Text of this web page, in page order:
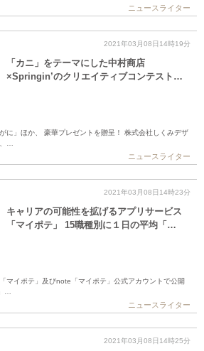
ニュースライター
2021年03月08日14時19分
「カニ」をテーマにした中村商店
×Springin’のクリエイティブコンテスト…
に」ほか、 豪華プレゼントを贈呈！ 株式会社しくみデザ
…
ニュースライター
2021年03月08日14時23分
キャリアの可能性を拡げるアプリサービス
「マイポテ」 15職種別に１日の平均「…
マイポテ」及びnote「マイポテ」公式アカウントで公開
…
ニュースライター
2021年03月08日14時25分